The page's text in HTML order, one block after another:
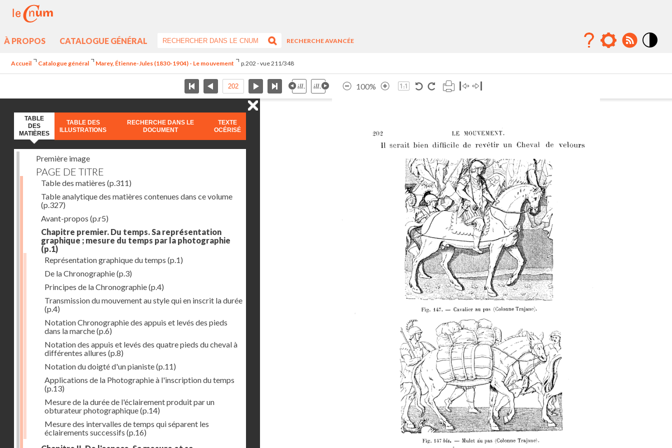
À PROPOS CATALOGUE GÉNÉRAL
RECHERCHE AVANCÉE
Accueil Catalogue général Marey, Étienne-Jules (1830-1904) - Le mouvement p.202 - vue 211/348
100%
TABLE
DES
MATIÈRES
TABLE DES
ILLUSTRATIONS
RECHERCHE DANS LE
DOCUMENT
TEXTE
OCÉRISÉ
Première image
PAGE DE TITRE
Table des matières (p.311)
Table analytique des matières contenues dans ce volume
(p.327)
Avant-propos (p.r5)
Chapitre premier. Du temps. Sa représentation
graphique ; mesure du temps par la photographie
(p.1)
Représentation graphique du temps (p.1)
De la Chronographie(p.3)
Principes de la Chronographie(p.4)
Transmission du mouvement au style qui en inscrit la durée
(p.4)
Notation Chronographie des appuis et levés des pieds
dans la marche(p.6)
Notation des appuis et levés des quatre pieds du cheval à
différentes allures (p.8)
Notation du doigté d'un pianiste(p.11)
Applications de la Photographie à l'inscription du temps
(p.13)
Mesure de la durée de l'éclairement produit par un
obturateur photographique(p.14)
Mesure des intervalles de temps qui séparent les
éclairements successifs (p.16)